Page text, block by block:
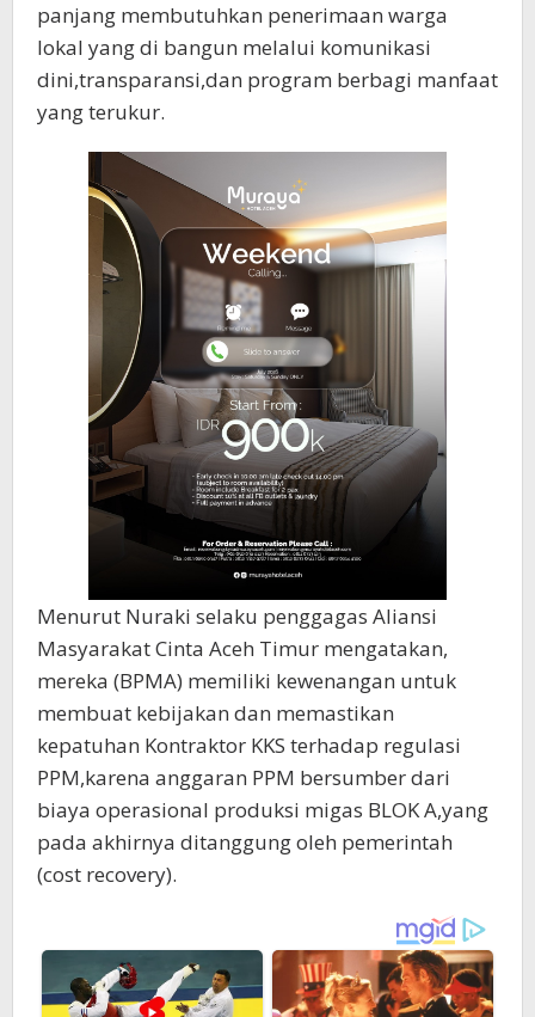
panjang membutuhkan penerimaan warga
lokal yang di bangun melalui komunikasi
dini,transparansi,dan program berbagi manfaat
yang terukur.
Menurut Nuraki selaku penggagas Aliansi
Masyarakat Cinta Aceh Timur mengatakan,
mereka (BPMA) memiliki kewenangan untuk
membuat kebijakan dan memastikan
kepatuhan Kontraktor KKS terhadap regulasi
PPM,karena anggaran PPM bersumber dari
biaya operasional produksi migas BLOK A,yang
pada akhirnya ditanggung oleh pemerintah
(cost recovery).